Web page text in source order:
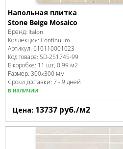
Напольная плитка
Stone Beige Mosaico
Бренд: Italon
Коллекция: Continuum
Артикул: 610110001023
Код товара: SD-251745-99
В коробке: 11 шт, 0.99 м2
Размер: 300x300 мм
Сроки доставки: 7 - 9 дней
в наличии
Цена: 13737 руб./м2